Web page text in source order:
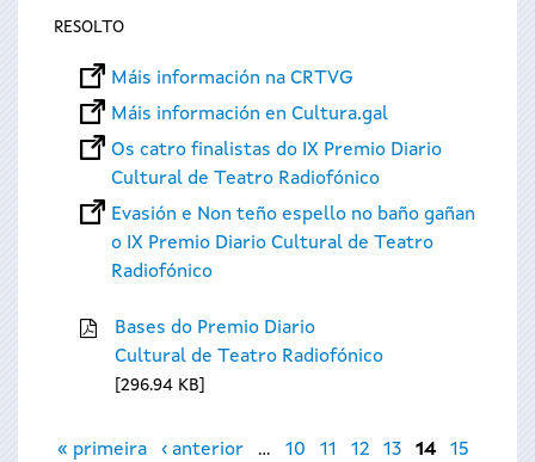
RESOLTO
Máis información na CRTVG
Máis información en Cultura.gal
Os catro finalistas do IX Premio Diario
Cultural de Teatro Radiofónico
Evasión e Non teño espello no baño gañan
o IX Premio Diario Cultural de Teatro
Radiofónico
Bases do Premio Diario
Cultural de Teatro Radiofónico
296.94 KB
Páxinas
« primeira ‹ anterior … 10 11 12 13 14
15